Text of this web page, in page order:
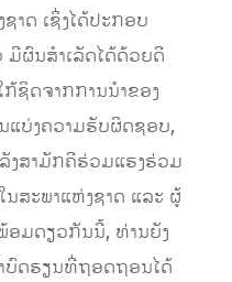
າດ ເຊິ່ງໄດ້ປະກອບ
ມີຜົນສຳເລັດໄດ້ດ້ວຍດີ
ຊິດຈາກການນຳຂອງ
ແບ່ງຄວາມຮັບຜິດຊອບ,
ງສາມັກຄີຮ່ວມແຮງຮ່ວມ
ສະພາແຫ່ງຊາດ ແລະ ຜູ້
ອມດຽວກັນນີ້, ທ່ານຍັງ
ບົດຮຽນທີ່ຖອດຖອນໄດ້